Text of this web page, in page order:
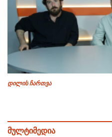
დილის ჩართვა
მულტიმედია